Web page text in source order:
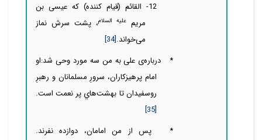
12- القائم (قیام کننده) که عیسی بن
مریمعلیه السلام، پشت سرش نماز
می‌خواند.[34]
* درباره‌ی علی به من سه مورد وحی شد:او
امام پرهيزکاران، سرورِ مسلمانان و رهبرِ
روسفيدان تا بهشت‌هاي پر نعمت است.
[35]
*پس از من امامان، دوازده نفرند.